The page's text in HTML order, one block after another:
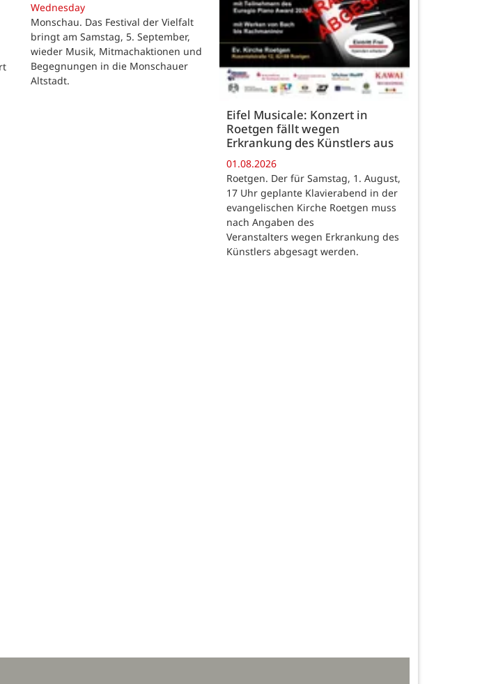
Wednesday
Monschau. Das Festival der Vielfalt
bringt am Samstag, 5. September,
wieder Musik, Mitmachaktionen und
Begegnungen in die Monschauer
Altstadt.
Eifel Musicale: Konzert in
Roetgen fällt wegen
Erkrankung des Künstlers aus
01.08.2026
Roetgen. Der für Samstag, 1. August,
17 Uhr geplante Klavierabend in der
evangelischen Kirche Roetgen muss
nach Angaben des
Veranstalters wegen Erkrankung des
Künstlers abgesagt werden.